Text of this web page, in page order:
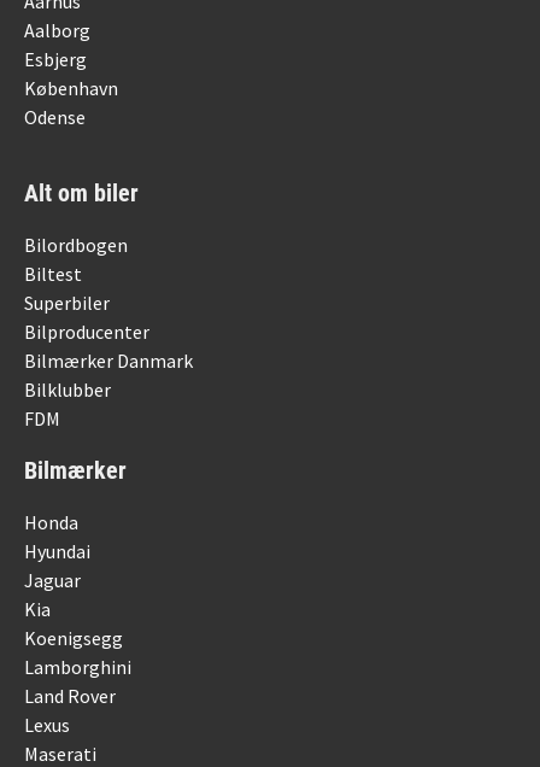
Aalborg
Esbjerg
København
Odense
Alt om biler
Bilordbogen
Biltest
Superbiler
Bilproducenter
Bilmærker Danmark
Bilklubber
FDM
Bilmærker
Honda
Hyundai
Jaguar
Kia
Koenigsegg
Lamborghini
Land Rover
Lexus
Maserati